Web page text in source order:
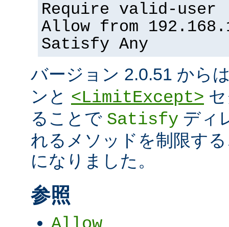
Require valid-user
Allow from
Satisfy Any
バージョン 2.0.51 から
ンと <LimitExcept>
ることで Satisfy ディ
れるメソッドを制限す
になりました。
参照